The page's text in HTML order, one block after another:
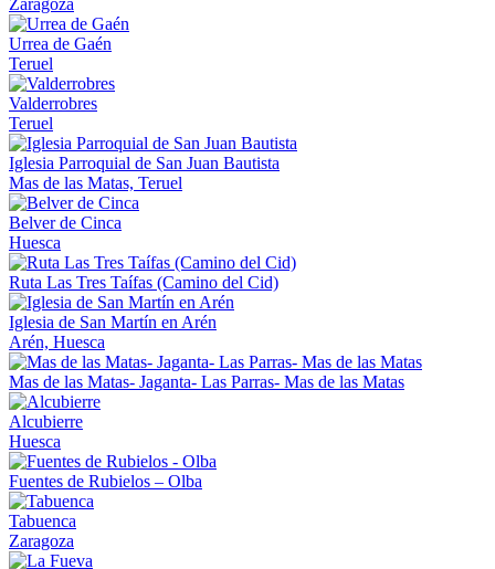
Urrea de Gaén
Teruel
Valderrobres
Teruel
Iglesia Parroquial de San Juan Bautista
Mas de las Matas, Teruel
Belver de Cinca
Huesca
Ruta Las Tres Taífas (Camino del Cid)
Iglesia de San Martín en Arén
Arén, Huesca
Mas de las Matas- Jaganta- Las Parras- Mas de las Matas
Alcubierre
Huesca
Fuentes de Rubielos – Olba
Tabuenca
Zaragoza